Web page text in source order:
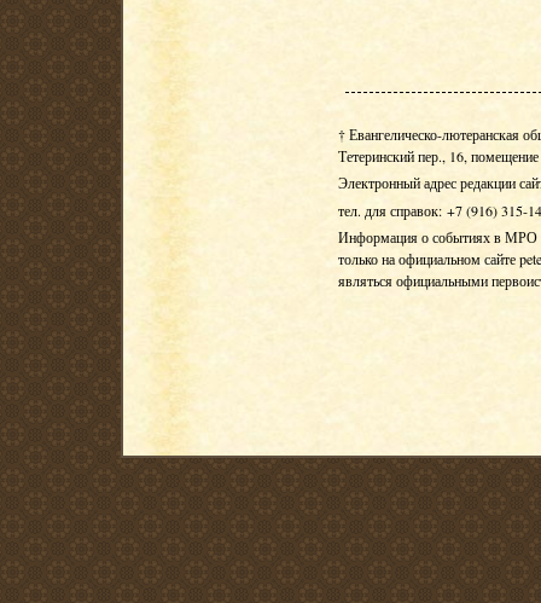
† Евангелическо-лютеранская
Тетеринский пер., 16,
Электронный адрес редакции
тел. для справок: +7 (916) 315-
Информация о событиях в МРО
только на официальном сайте
являться официальными